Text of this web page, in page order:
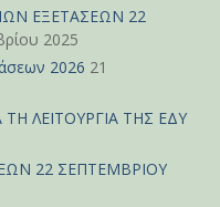
ΕΞΕΤΑΣΕΩΝ 22
2025
2026 21
ΛΕΙΤΟΥΡΓΙΑ ΤΗΣ ΕΔΥ
22 ΣΕΠΤΕΜΒΡΙΟΥ